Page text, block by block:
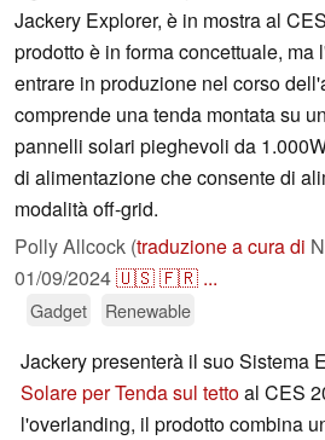
Jackery Explorer, è in mostra al
prodotto è in forma concettuale, ma
entrare in produzione nel corso
comprende una tenda montata su
pannelli solari pieghevoli da
di alimentazione che consente di
modalità off-grid.
Polly Allcock (traduzione a cura di
01/09/2024🇺🇸🇫🇷 ...
Gadget Renewable
Jackery presenterà il suo Sistema
Solare per Tenda sul tettoal CES
l'overlanding, il prodotto combina